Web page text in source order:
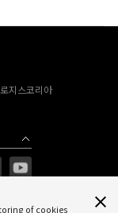
지스코리아
of cookies